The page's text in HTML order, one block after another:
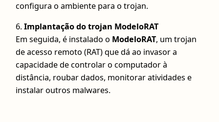
configura o ambiente para o trojan.
6.Implantação do trojan ModeloRAT
Em seguida, é instalado o ModeloRAT, um trojan
de acesso remoto (RAT) que dá ao invasor a
capacidade de controlar o computador à
distância, roubar dados, monitorar atividades e
instalar outros malwares.